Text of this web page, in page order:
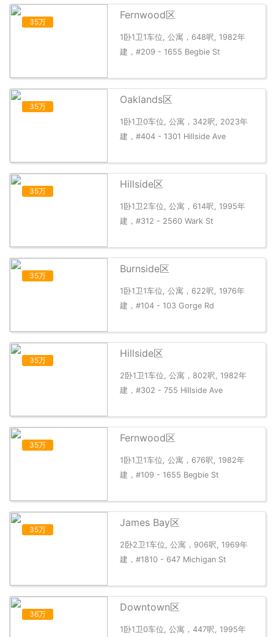
35万
Fernwood区
1卧1卫1车位, 公寓，648呎, 1982年
建，#209 - 1655 Begbie St
35万
Oaklands区
1卧1卫0车位, 公寓，342呎, 2023年
建，#404 - 1301 Hillside Ave
35万
Hillside区
1卧1卫2车位, 公寓，614呎, 1995年
建，#312 - 2560 Wark St
35万
Burnside区
1卧1卫1车位, 公寓，622呎, 1976年
建，#104 - 103 Gorge Rd
35万
Hillside区
2卧1卫1车位, 公寓，802呎, 1982年
建，#302 - 755 Hillside Ave
35万
Fernwood区
1卧1卫1车位, 公寓，676呎, 1982年
建，#109 - 1655 Begbie St
35万
James Bay区
2卧2卫1车位, 公寓，906呎, 1969年
建，#1810 - 647 Michigan St
36万
Downtown区
1卧1卫0车位, 公寓，447呎, 1995年